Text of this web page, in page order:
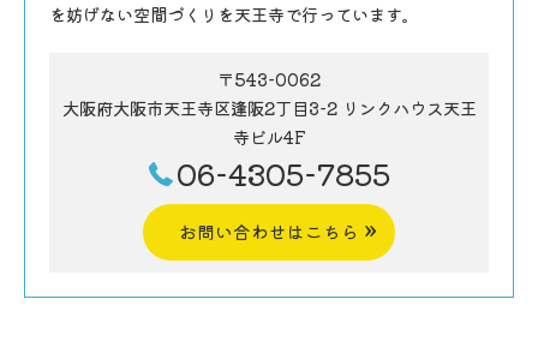
を妨げない空間づくりを天王寺で行っています。
〒543-0062
大阪府大阪市天王寺区逢阪2丁目3-2 リンクハウス天王
寺ビル4F
06-4305-7855
お問い合わせはこちら